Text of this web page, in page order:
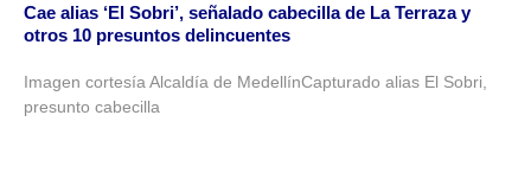
Cae alias ‘El Sobri’, señalado cabecilla de La Terraza y
otros 10 presuntos delincuentes
Imagen cortesía Alcaldía de MedellínCapturado alias El Sobri,
presunto cabecilla